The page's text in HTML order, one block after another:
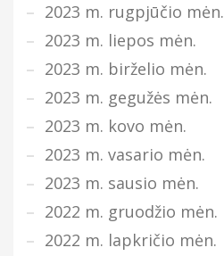
2023 m. rugpjūčio mėn.
2023 m. liepos mėn.
2023 m. birželio mėn.
2023 m. gegužės mėn.
2023 m. kovo mėn.
2023 m. vasario mėn.
2023 m. sausio mėn.
2022 m. gruodžio mėn.
2022 m. lapkričio mėn.